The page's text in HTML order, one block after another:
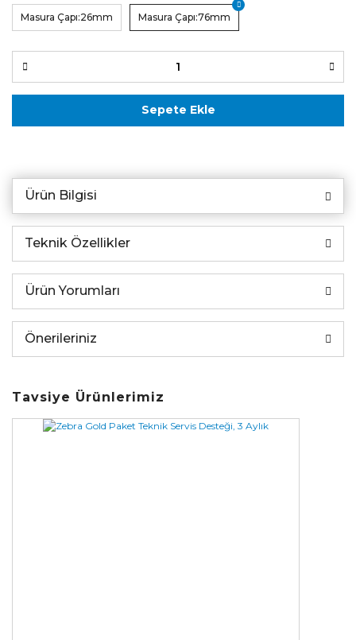
Masura Çapı:26mm Masura Çapı:76mm
Sepete Ekle
Ürün Bilgisi
Teknik Özellikler
Ürün Yorumları
Önerileriniz
Tavsiye Ürünlerimiz